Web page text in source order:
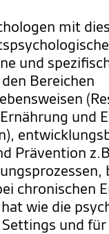
mit
und
Bereichen
und
Prävention
chronischen
wie die
und